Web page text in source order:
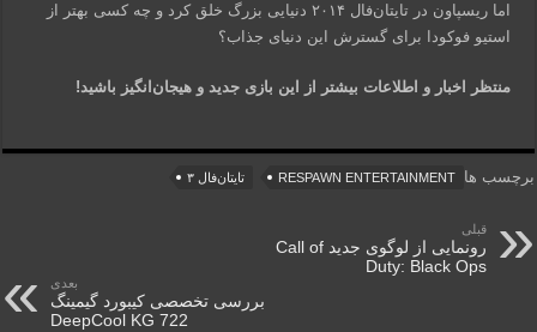
اما ریسپاون در تایتان‌فال ۲۰۱۴ دنیایی بزرگ خلق کرد و چه کسی بهتر از
استیو فوکودا برای گسترش این دنیای جذاب؟
منتظر اخبار و اطلاعات بیشتر از این بازی جدید و هیجان‌انگیز باشید!
برچسب ها RESPAWN ENTERTAINMENT تایتان‌فال ۳
قبلی
رونمایی از لوگوی جدید Call of
Duty: Black Ops
بعدی
بررسی تخصصی کیبورد گیمینگ
DeepCool KG 722